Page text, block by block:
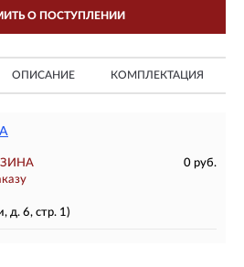
О ПОСТУПЛЕНИИ
ОПИСАНИЕ КОМПЛЕКТАЦИЯ
0 руб.
д. 6, стр. 1)